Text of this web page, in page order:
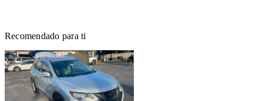
Recomendado para ti